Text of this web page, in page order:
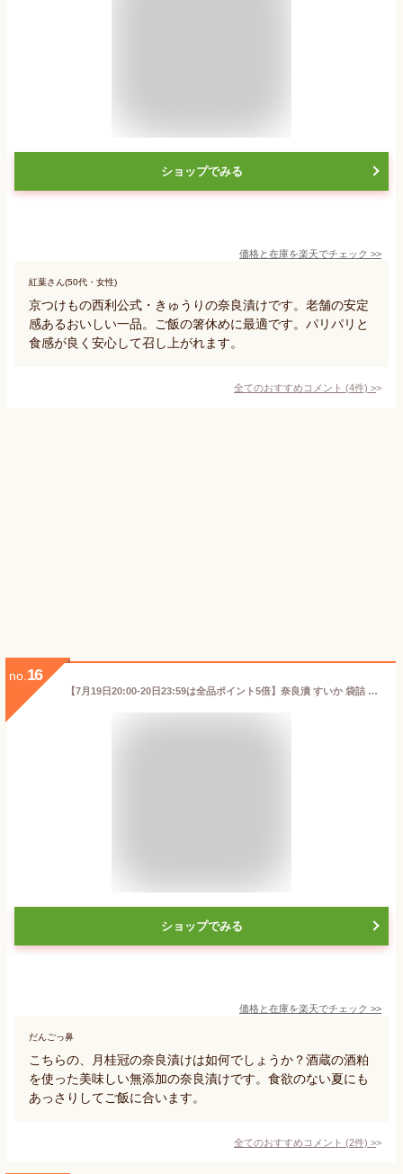
ショップでみる
価格と在庫を楽天でチェック >>
紅葉さん(50代・女性)
京つけもの西利公式・きゅうりの奈良漬けです。老舗の安定
感あるおいしい一品。ご飯の箸休めに最適です。パリパリと
食感が良く安心して召し上がれます。
全てのおすすめコメント (4件) >
no. 16
【7月19日20:00-20日23:59は全品ポイント5倍】奈良漬 すいか 袋詰 200g ■ 月桂冠公式 無添加 奈良漬け 老舗 国産 グルメ 高級 漬物 漬け物 西瓜 スイカ 酒粕 粕漬け 酒蔵 蔵元 酒造 なら漬 なら漬け
ショップでみる
価格と在庫を楽天でチェック >>
だんごっ鼻
こちらの、月桂冠の奈良漬けは如何でしょうか？酒蔵の酒粕
を使った美味しい無添加の奈良漬けです。食欲のない夏にも
あっさりしてご飯に合います。
全てのおすすめコメント (2件) >